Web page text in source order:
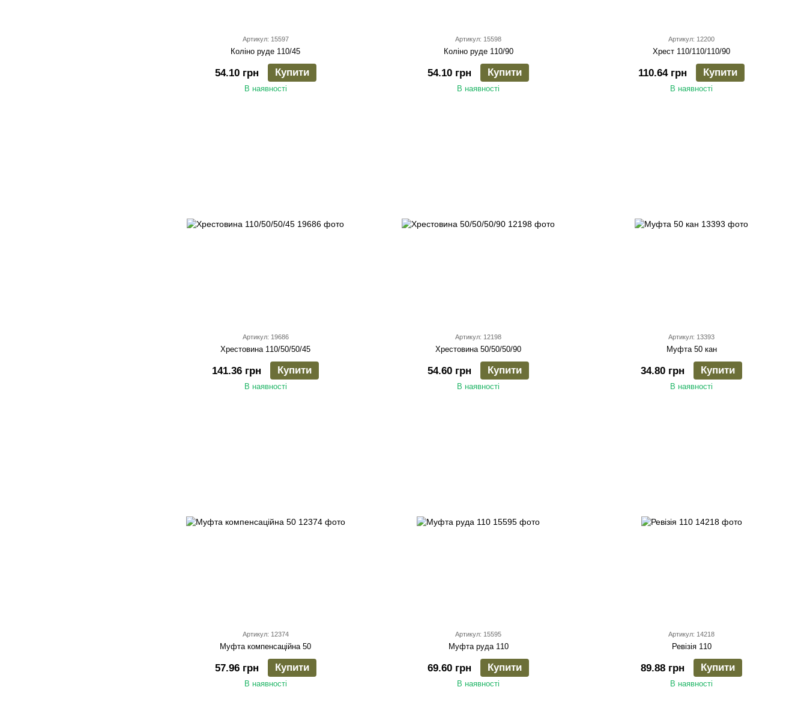
Артикул: 15597
Коліно руде 110/45
54.10 грн Купити
В наявності
Артикул: 15598
Коліно руде 110/90
54.10 грн Купити
В наявності
Артикул: 12200
Хрест 110/110/110/90
110.64 грн Купити
В наявності
Артикул: 19686
Хрестовина 110/50/50/45
141.36 грн Купити
В наявності
Артикул: 12198
Хрестовина 50/50/50/90
54.60 грн Купити
В наявності
Артикул: 13393
Муфта 50 кан
34.80 грн Купити
В наявності
Артикул: 12374
Муфта компенсаційна 50
57.96 грн Купити
В наявності
Артикул: 15595
Муфта руда 110
69.60 грн Купити
В наявності
Артикул: 14218
Ревізія 110
89.88 грн Купити
В наявності